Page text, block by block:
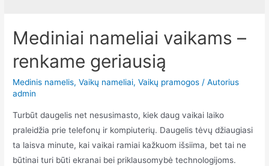
Mediniai nameliai vaikams –
renkame geriausią
Medinis namelis,Vaikų nameliai,Vaikų pramogos / Autorius
admin
Turbūt daugelis net nesusimasto, kiek daug vaikai laiko
praleidžia prie telefonų ir kompiuterių. Daugelis tėvų džiaugiasi
ta laisva minute, kai vaikai ramiai kažkuom išsiima, bet tai ne
būtinai turi būti ekranai bei priklausomybė technologijoms.